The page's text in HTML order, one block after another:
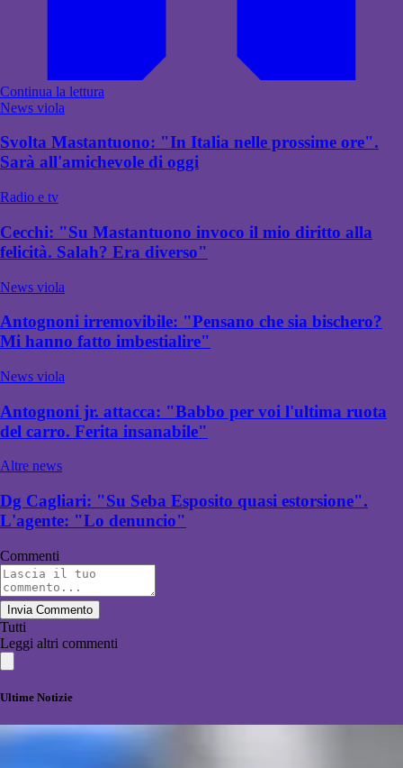
Continua la lettura
News viola
Svolta Mastantuono: "In Italia nelle prossime ore".
Sarà all'amichevole di oggi
Radio e tv
Cecchi: "Su Mastantuono invoco il mio diritto alla
felicità. Salah? Era diverso"
News viola
Antognoni irremovibile: "Pensano che sia bischero?
Mi hanno fatto imbestialire"
News viola
Antognoni jr. attacca: "Babbo per voi l'ultima ruota
del carro. Ferita insanabile"
Altre news
Dg Cagliari: "Su Seba Esposito quasi estorsione".
L'agente: "Lo denuncio"
Commenti
Invia Commento
Tutti
Leggi altri commenti
Ultime Notizie